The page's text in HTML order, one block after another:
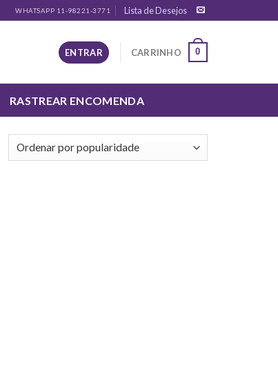
WHATSAPP 11-98221-3771 Lista de Desejos
ENTRAR CARRINHO 0
RASTREAR ENCOMENDA